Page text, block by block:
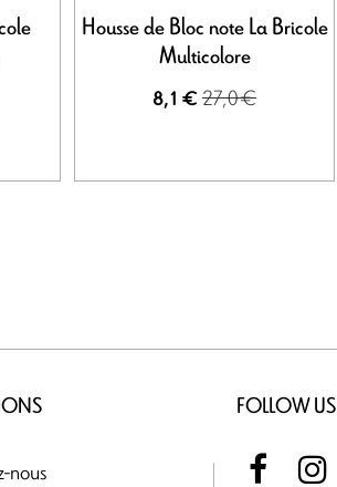
Housse de Bloc note La Bricole
Multicolore
8,1 € 27,0 €
FOLLOW US